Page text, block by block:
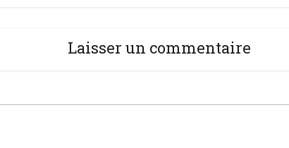
Laisser un commentaire